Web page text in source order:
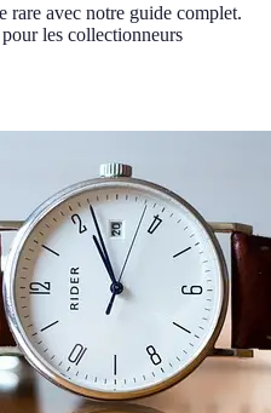
rare avec notre guide complet.
les collectionneurs